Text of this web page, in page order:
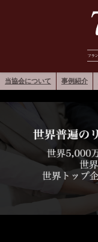
当協会について 事例紹介